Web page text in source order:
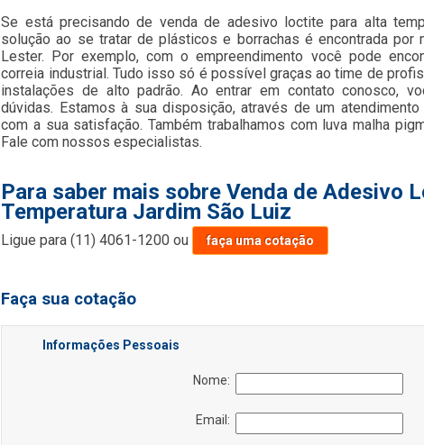
Se está precisando de venda de adesivo loctite para alta
solução ao se tratar de plásticos e borrachas é encontrada por
Lester. Por exemplo, com o empreendimento você pode
correia industrial. Tudo isso só é possível graças ao time de
instalações de alto padrão. Ao entrar em contato conosco,
dúvidas. Estamos à sua disposição, através de um
com a sua satisfação. Também trabalhamos com luva malha
Fale com nossos especialistas.
Para saber mais sobre Venda de Adesivo
Temperatura Jardim São Luiz
Ligue para(11) 4061-1200 ou faça uma cotação
Faça sua cotação
Informações Pessoais
Nome:
Email: